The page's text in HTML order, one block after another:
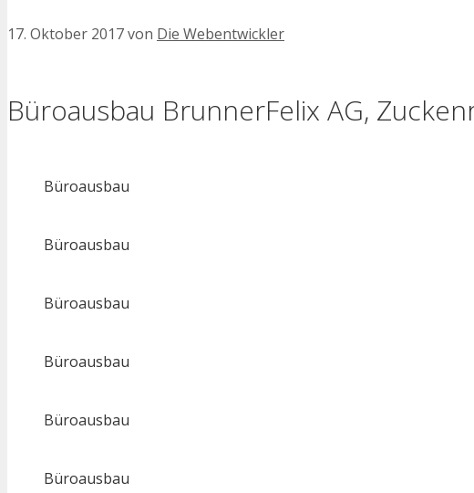
17. Oktober 2017von Die Webentwickler
Büroausbau BrunnerFelix AG,
Büroausbau
Büroausbau
Büroausbau
Büroausbau
Büroausbau
Büroausbau